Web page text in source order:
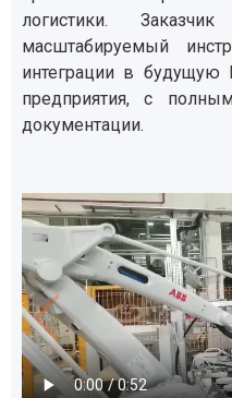
логистики.
масштабируемый
интеграции в будущую
предприятия, с
документации.